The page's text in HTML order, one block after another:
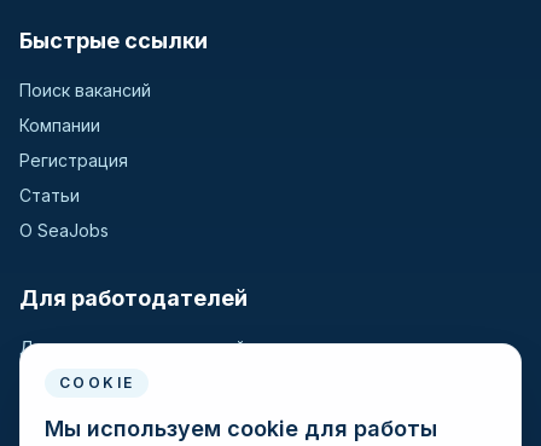
Быстрые ссылки
Поиск вакансий
Компании
Регистрация
Статьи
О SeaJobs
Для работодателей
Для крюинговых компаний
Разместить вакансию
Поиск кандидатов
COOKIE
Мы используем cookie для работы